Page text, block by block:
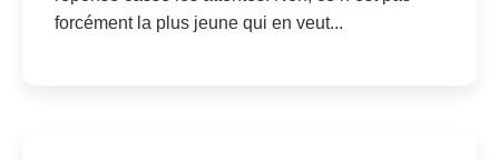
forcément la plus jeune qui en veut...